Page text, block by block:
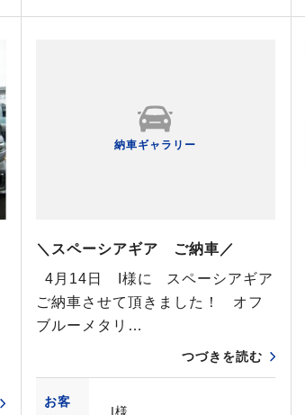
納車ギャラリー
＼スペーシアギア ご納車／
4月14日 I様に スペーシアギア
ご納車させて頂きました！ オフ
ブルーメタリ…
つづきを読む
お客
I様